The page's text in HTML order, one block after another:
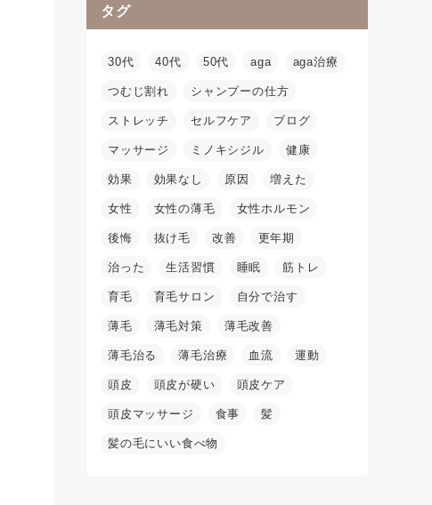
タグ
30代 40代 50代 aga aga治療
つむじ割れ シャンプーの仕方
ストレッチ セルフケア ブログ
マッサージ ミノキシジル 健康
効果 効果なし 原因 増えた
女性 女性の薄毛 女性ホルモン
後悔 抜け毛 改善 更年期
治った 生活習慣 睡眠 筋トレ
育毛 育毛サロン 自分で治す
薄毛 薄毛対策 薄毛改善
薄毛治る 薄毛治療 血流 運動
頭皮 頭皮が硬い 頭皮ケア
頭皮マッサージ 食事 髪
髪の毛にいい食べ物